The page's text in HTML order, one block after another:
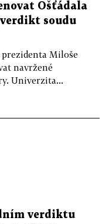
Ošťádala
soudu
Miloše
navržené
Univerzita...
verdiktu